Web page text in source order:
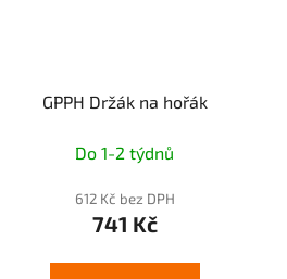
GPPH Držák na hořák
Do 1-2 týdnů
612 Kč bez DPH
741 Kč